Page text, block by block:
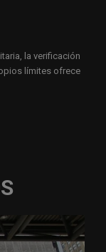
la verificación
límites ofrece